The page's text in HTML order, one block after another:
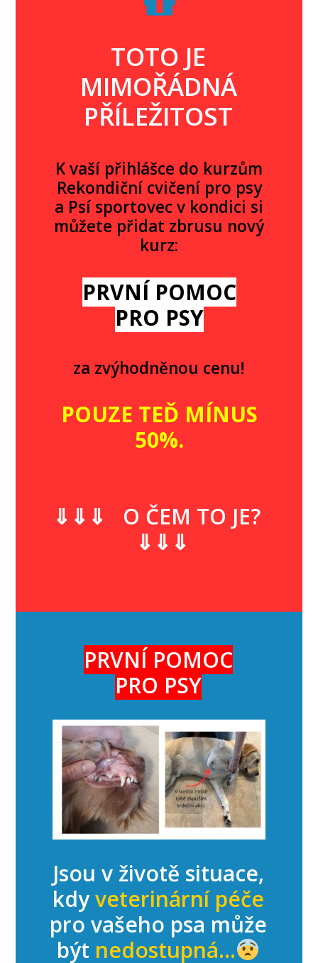
TOTO JE
MIMOŘÁDNÁ
PŘÍLEŽITOST
K vaší přihlášce do kurzům
Rekondiční cvičení pro psy
a Psí sportovec v kondici si
můžete přidat zbrusu nový
kurz:
PRVNÍ POMOC
PRO PSY
za zvýhodněnou cenu!
POUZE TEĎ MÍNUS
50%.
⇓⇓⇓ O ČEM TO JE?
⇓⇓⇓
PRVNÍ POMOC
PRO PSY
Jsou v životě situace,
kdyveterinární péče
pro vašeho psa může
být nedostupná...